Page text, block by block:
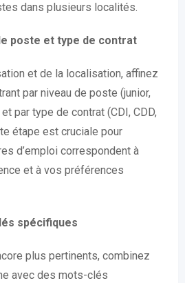
dans plusieurs localités.
poste et type de contrat
et de la localisation, affinez
par niveau de poste (junior,
par type de contrat (CDI, CDD,
étape est cruciale pour
d’emploi correspondent à
et à vos préférences
spécifiques
plus pertinents, combinez
avec des mots-clés